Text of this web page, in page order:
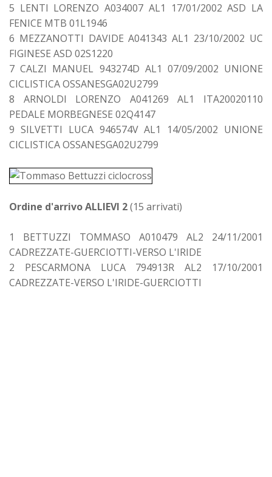
5 LENTI LORENZO A034007 AL1 17/01/2002 ASD LA
FENICE MTB 01L1946
6 MEZZANOTTI DAVIDE A041343 AL1 23/10/2002 UC
FIGINESE ASD 02S1220
7 CALZI MANUEL 943274D AL1 07/09/2002 UNIONE
CICLISTICA OSSANESGA02U2799
8 ARNOLDI LORENZO A041269 AL1 ITA20020110
PEDALE MORBEGNESE 02Q4147
9 SILVETTI LUCA 946574V AL1 14/05/2002 UNIONE
CICLISTICA OSSANESGA02U2799
Ordine d'arrivo ALLIEVI 2(15 arrivati)
1 BETTUZZI TOMMASO A010479 AL2 24/11/2001
CADREZZATE-GUERCIOTTI-VERSO L'IRIDE
2 PESCARMONA LUCA 794913R AL2 17/10/2001
CADREZZATE-VERSO L'IRIDE-GUERCIOTTI